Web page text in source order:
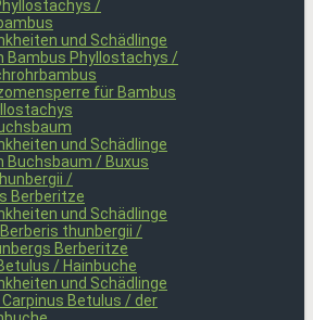
/
und Schädlinge
Bambus Phyllostachys /
für Bambus
und Schädlinge
Buchsbaum / Buxus
/
Berberitze
und Schädlinge
thunbergii /
Berberitze
/ Hainbuche
und Schädlinge
Carpinus Betulus / der